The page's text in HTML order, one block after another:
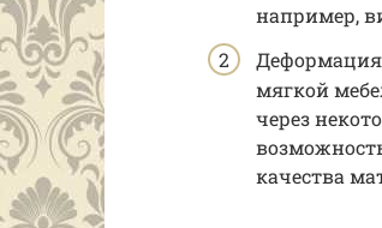
например,
мягкой
через
качества